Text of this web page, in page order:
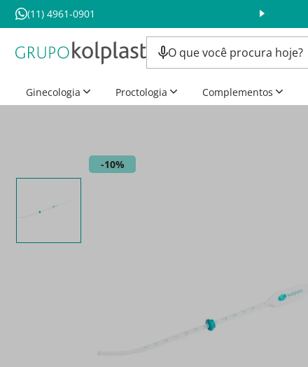
(11) 4961-0901
Ginecologia Proctologia Complementos
10%